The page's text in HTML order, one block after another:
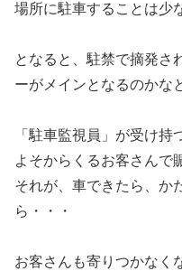
場所に駐車することは少
となると、駐禁で摘発さ
ーがメインとなるのかな
「駐車監視員」が受け持
よそからくるお客さんで
それが、車できたら、か
ら・・・
お客さんも寄りつかなく